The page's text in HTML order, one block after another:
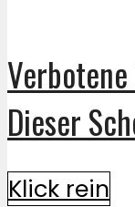
Dieser
Klick rein